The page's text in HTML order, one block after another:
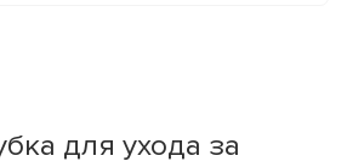
для ухода за